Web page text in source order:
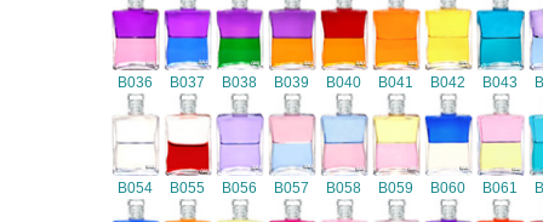
B036 B037 B038 B039 B040 B041 B042 B043
B054 B055 B056 B057 B058 B059 B060 B061